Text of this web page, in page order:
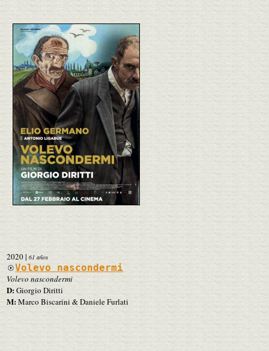
2020| 61 años
Volevo nascondermi
Volevo nascondermi
D:Giorgio Diritti
M: Marco Biscarini & Daniele Furlati